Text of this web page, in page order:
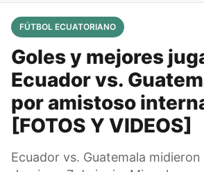
FÚTBOL ECUATORIANO
Goles y mejores
Ecuador vs.
por amistoso
[FOTOS Y VIDEOS]
Ecuador vs. Guatemala